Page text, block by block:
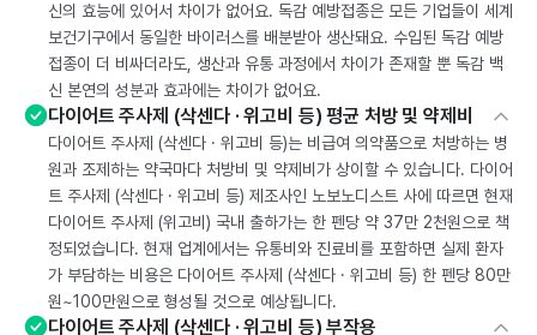
신의 효능에 있어서 차이가 없어요. 독감 예방접종은 모든 기업들이 세계
보건기구에서 동일한 바이러스를 배분받아 생산돼요. 수입된 독감 예방
접종이 더 비싸더라도, 생산과 유통 과정에서 차이가 존재할 뿐 독감 백
신 본연의 성분과 효과에는 차이가 없어요.
다이어트 주사제 (삭센다 · 위고비 등) 평균 처방 및 약제비
다이어트 주사제 (삭센다 · 위고비 등)는 비급여 의약품으로 처방하는 병
원과 조제하는 약국마다 처방비 및 약제비가 상이할 수 있습니다. 다이어
트 주사제 (삭센다 · 위고비 등) 제조사인 노보노디스트 사에 따르면 현재
다이어트 주사제 (위고비) 국내 출하가는 한 펜당 약 37만 2천원으로 책
정되었습니다. 현재 업계에서는 유통비와 진료비를 포함하면 실제 환자
가 부담하는 비용은 다이어트 주사제 (삭센다 · 위고비 등) 한 펜당 80만
원~100만원으로 형성될 것으로 예상됩니다.
다이어트 주사제 (삭센다 · 위고비 등) 부작용